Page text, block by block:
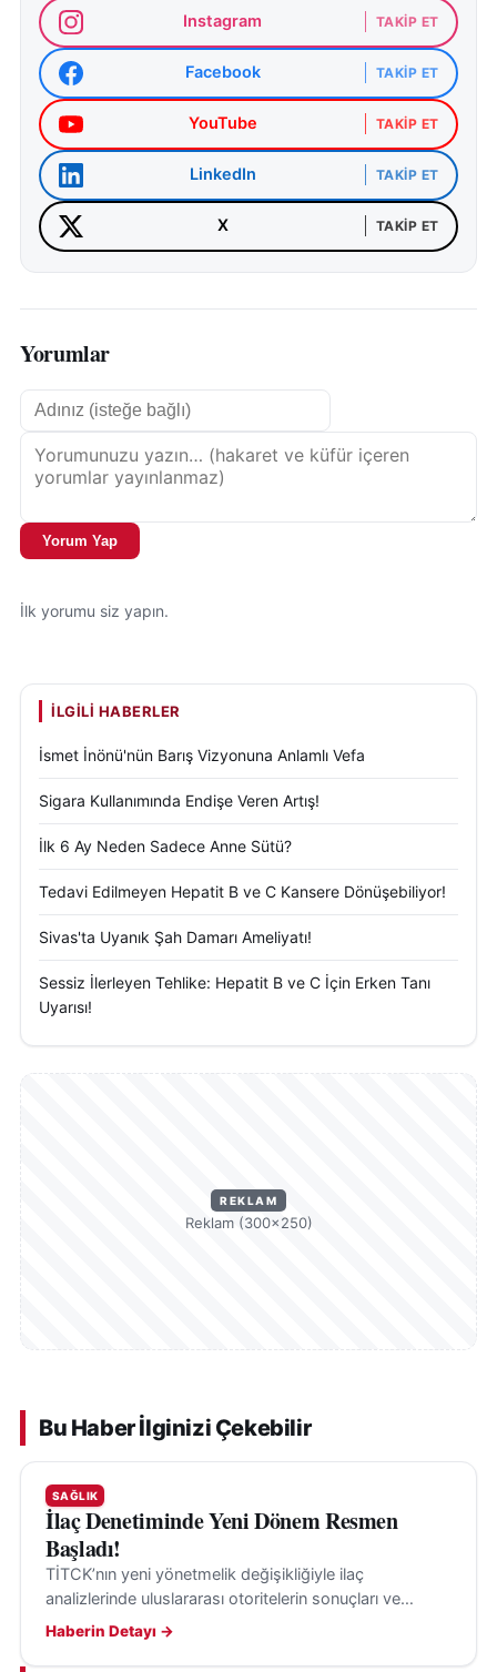
Instagram TAKIP ET
Facebook TAKIP ET
YouTube TAKIP ET
LinkedIn TAKIP ET
X TAKIP ET
Yorumlar
Yorum Yap
İlk yorumu siz yapın.
İLGILI HABERLER
İsmet İnönü'nün Barış Vizyonuna Anlamlı Vefa
Sigara Kullanımında Endişe Veren Artış!
İlk 6 Ay Neden Sadece Anne Sütü?
Tedavi Edilmeyen Hepatit B ve C Kansere Dönüşebiliyor!
Sivas'ta Uyanık Şah Damarı Ameliyatı!
Sessiz İlerleyen Tehlike: Hepatit B ve C İçin Erken Tanı
Uyarısı!
REKLAM
Reklam (300×250)
Bu Haber İlginizi Çekebilir
SAĞLIK
İlaç Denetiminde Yeni Dönem Resmen
Başladı!
TİTCK’nın yeni yönetmelik değişikliğiyle ilaç
analizlerinde uluslararası otoritelerin sonuçları ve
kılavuzları, belirli şartlarla değerlendirmeye alınabilecek.
Haberin Detayı →